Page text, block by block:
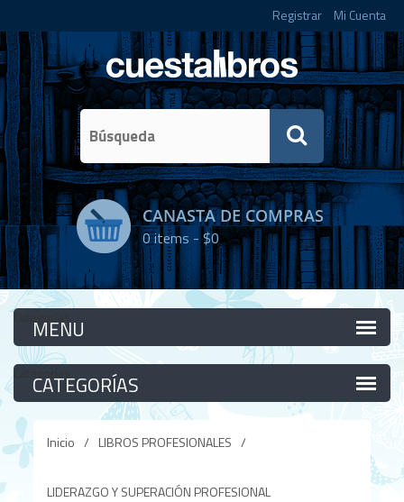
Registrar Mi Cuenta
CANASTA DE COMPRAS
0items -$0
Categorías
Categorías
Inicio / LIBROS PROFESIONALES /
LIDERAZGO Y SUPERACIÓN PROFESIONAL